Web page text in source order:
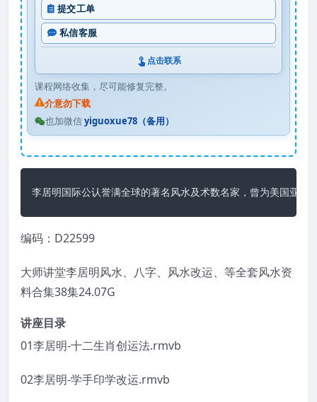
提交工单
私信客服
点击联系
课程网络收集，尽可能修复完整。
介意勿下载
也加微信yiguoxue78（备用）
李居明国际公认誉满全球的著名风水及术数名家，曾为美国亚
编码：D22599
大师讲堂李居明风水、八字、风水改运、等全套风水资
料合集38集24.07G
讲座目录
01李居明-十二生肖创运法.rmvb
02李居明-学手印学改运.rmvb